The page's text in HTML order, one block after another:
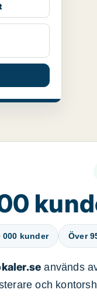
000 kunder Över
används
och